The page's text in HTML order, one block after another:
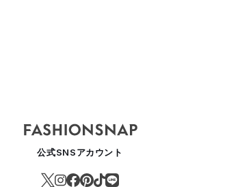
公式SNSアカウント